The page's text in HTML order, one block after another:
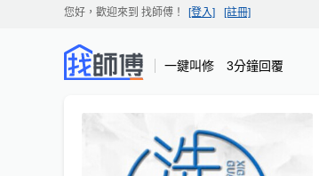
您好，歡迎來到 找師傅 ！ [登入] [註冊]
一鍵叫修 3分鐘回覆